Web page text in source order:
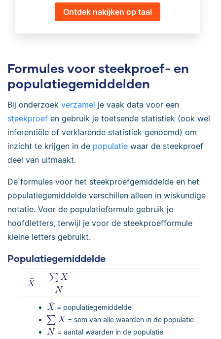
Ontdek nakijken op taal
Formules voor steekproef- en
populatiegemiddelden
Bij onderzoek verzamel je vaak data voor een
steekproef en gebruik je toetsende statistiek (ook wel
inferentiële of verklarende statistiek genoemd) om
inzicht te krijgen in de populatie waar de steekproef
deel van uitmaakt.
De formules voor het steekproefgemiddelde en het
populatiegemiddelde verschillen alleen in wiskundige
notatie. Voor de populatieformule gebruik je
hoofdletters, terwijl je voor de steekproefformule
kleine letters gebruikt.
Populatiegemiddelde
= populatiegemiddelde
= som van alle waarden in de populatie
= aantal waarden in de populatie